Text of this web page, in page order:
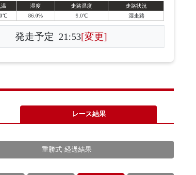
湿度 走路温度
走路状況
86.0% 9.0℃ 湿走路
発走予定 21:53[変更]
レース結果
重勝式-経過結果